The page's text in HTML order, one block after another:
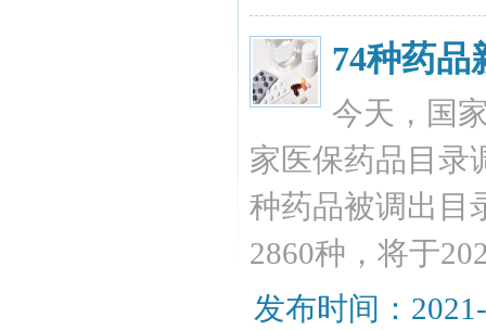
74种药品
今天，国
家医保药品目录
种药品被调出目
2860种，将于
发布时间：